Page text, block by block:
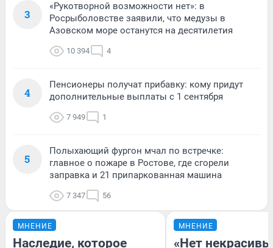
3
«Рукотворной возможности нет»: в
Росрыболовстве заявили, что медузы в
Азовском море останутся на десятилетия
10 394 4
4
Пенсионеры получат прибавку: кому придут
дополнительные выплаты с 1 сентября
7 949 1
5
Полыхающий фургон мчал по встречке:
главное о пожаре в Ростове, где сгорели
заправка и 21 припаркованная машина
7 347 56
МНЕНИЕ
Наследие, которое
МНЕНИЕ
«Нет